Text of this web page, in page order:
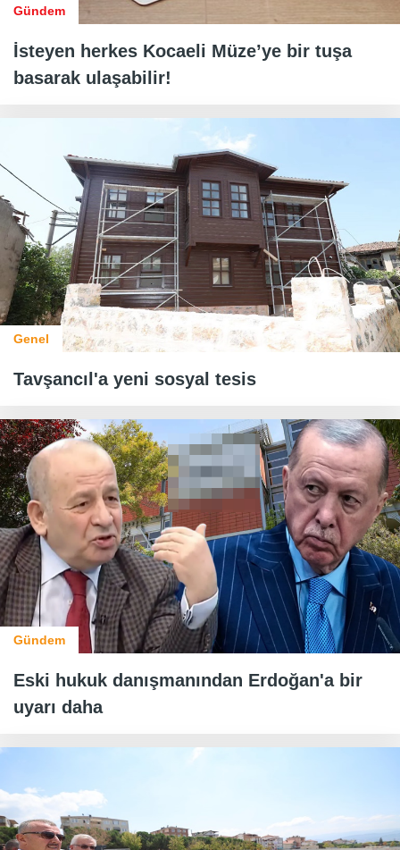
Gündem
İsteyen herkes Kocaeli Müze’ye bir tuşa
basarak ulaşabilir!
Genel
Tavşancıl'a yeni sosyal tesis
Gündem
Eski hukuk danışmanından Erdoğan'a bir
uyarı daha